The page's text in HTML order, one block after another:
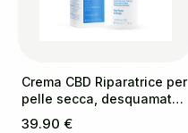
Crema CBD Riparatrice per
pelle secca, desquamata
e a tendenza psoriasica
39.90 €